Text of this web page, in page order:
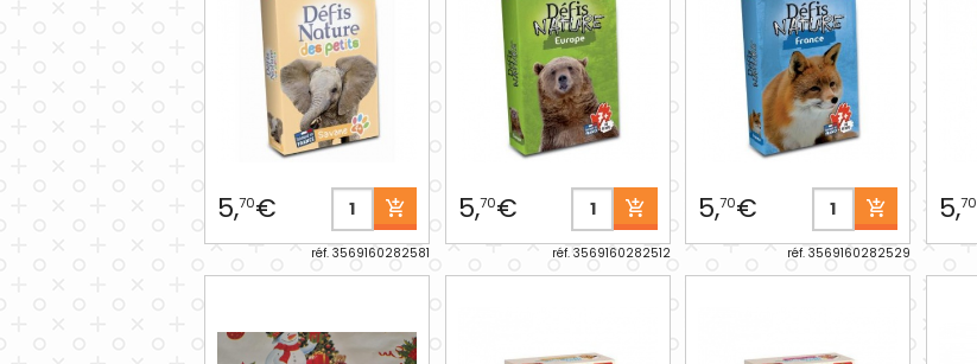
5,70€
réf. 3569160282581
5,70€
réf. 3569160282512
5,70€
réf. 3569160282529
5,70